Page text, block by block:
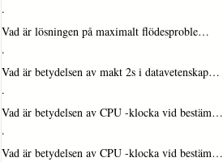
·
Vad är lösningen på maximalt flödesproble…
·
Vad är betydelsen av makt 2s i datavetenskap…
·
Vad är betydelsen av CPU -klocka vid bestäm…
·
Vad är betydelsen av CPU -klocka vid bestäm…